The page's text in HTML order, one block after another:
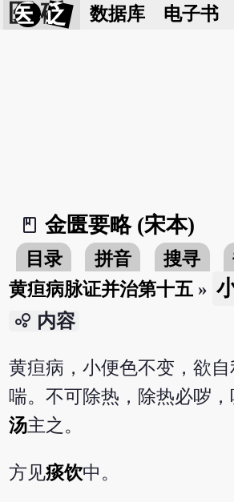
医 砭 数据库 电子书
book_2
金匮要略 (宋本)
目录 拼音 搜寻
黄疸病脉证并治第十五 »
bubble_chart 内容
黄疸病，小便色不变，欲自
喘。不可除热，除热必哕
汤主之。
方见痰饮中。